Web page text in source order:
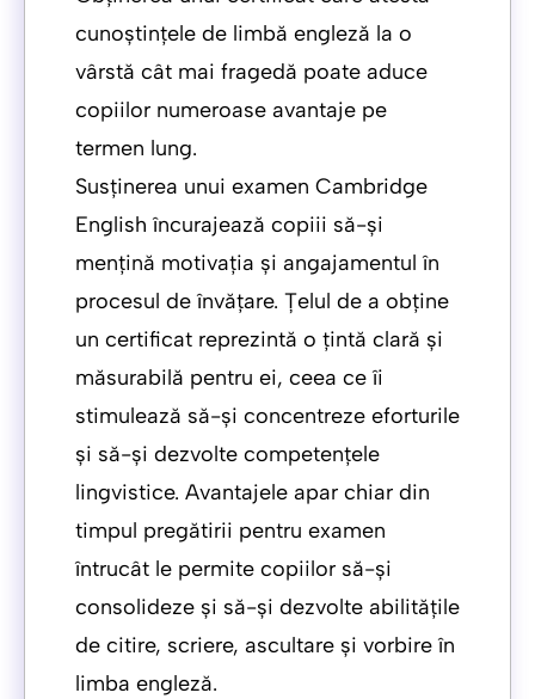
cunoștințele de limbă engleză la o
vârstă cât mai fragedă poate aduce
copiilor numeroase avantaje pe
termen lung.
Susținerea unui examen Cambridge
English încurajează copiii să-și
mențină motivația și angajamentul în
procesul de învățare. Țelul de a obține
un certificat reprezintă o țintă clară și
măsurabilă pentru ei, ceea ce îi
stimulează să-și concentreze eforturile
și să-și dezvolte competențele
lingvistice. Avantajele apar chiar din
timpul pregătirii pentru examen
întrucât le permite copiilor să-și
consolideze și să-și dezvolte abilitățile
de citire, scriere, ascultare și vorbire în
limba engleză.